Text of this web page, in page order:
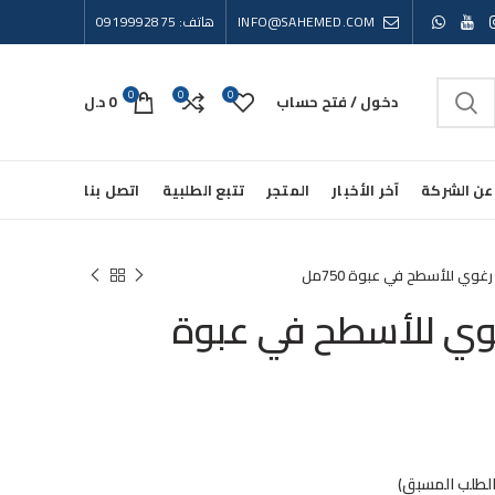
INFO@SAHEMED.COM هاتف: 0919992875
دخول / فتح حساب 0
0
0
0د.ل
عن الشركة آخر الأخبار المتجر تتبع الطلبية اتصل بنا
للأسطح في عبوة 750مل
للأسطح في عبوة
المسبق)